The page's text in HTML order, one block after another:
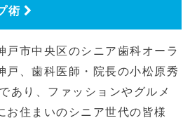
術
戸市中央区のシニア歯科オーラ
戸、歯科医師・院長の小松原秀
あり、ファッションやグルメ
お住まいのシニア世代の皆様